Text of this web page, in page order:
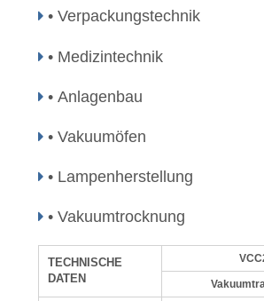
• Verpackungstechnik
• Medizintechnik
• Anlagenbau
• Vakuumöfen
• Lampenherstellung
• Vakuumtrocknung
TECHNISCHE
DATEN